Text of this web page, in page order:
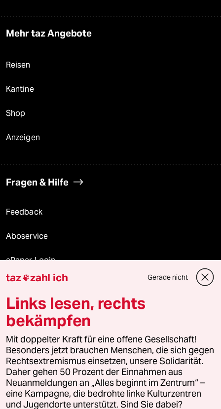
Mehr taz Angebote
Reisen
Kantine
Shop
Anzeigen
Fragen & Hilfe
Feedback
Aboservice
ePaper Login
Downloads für Abonnierende
© 2026 taz Verlags und Vertriebs GmbH
Alle Rechte vorbehalten. Bei rechtlichen Fragen oder für Genehmigungen
wenden Sie sich bitte an
lizenzen@taz.de
Feedback Redaktionsstatut Kommune-Richtlinien
Leitlinie Informant Datenschutz Impressum AGB
taz zahl ich Gerade nicht
Links lesen, rechts
bekämpfen
Mit doppelter Kraft für eine offene Gesellschaft!
Besonders jetzt brauchen Menschen, die sich gegen
Rechtsextremismus einsetzen, unsere Solidarität.
Daher gehen 50 Prozent der Einnahmen aus
Neuanmeldungen an „Alles beginnt im Zentrum“ –
eine Kampagne, die bedrohte linke Kulturzentren
und Jugendorte unterstützt. Sind Sie dabei?